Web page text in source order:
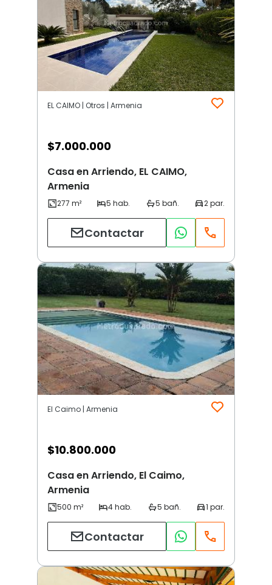
EL CAIMO | Otros | Armenia
$7.000.000
Casa en Arriendo, EL CAIMO,
Armenia
Contactar
El Caimo | Armenia
$10.800.000
Casa en Arriendo, El Caimo,
Armenia
Contactar